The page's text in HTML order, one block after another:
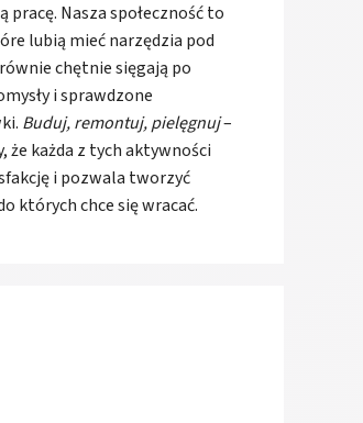
pracę. Nasza społeczność to
lubią mieć narzędzia pod
chętnie sięgają po
i sprawdzone
Buduj, remontuj, pielęgnuj–
że każda z tych aktywności
i pozwala tworzyć
których chce się wracać.